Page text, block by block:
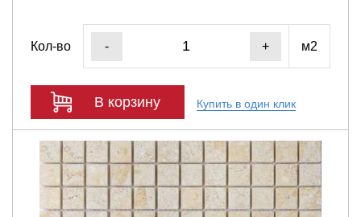
Кол-во - + м2
В корзину Купить в один клик